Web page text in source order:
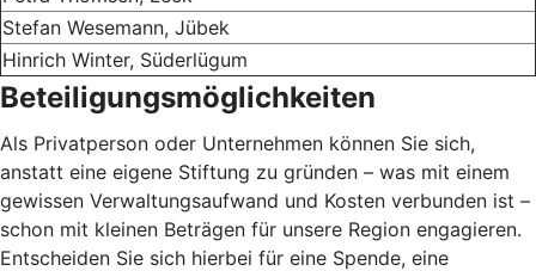
Stefan Wesemann, Jübek
Hinrich Winter, Süderlügum
Beteiligungsmöglichkeiten
Als Privatperson oder Unternehmen können Sie sich,
anstatt eine eigene Stiftung zu gründen – was mit einem
gewissen Verwaltungsaufwand und Kosten verbunden ist –
schon mit kleinen Beträgen für unsere Region engagieren.
Entscheiden Sie sich hierbei für eine Spende, eine